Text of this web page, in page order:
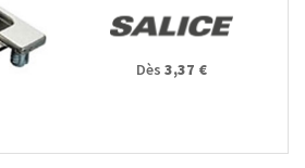
Dès 3,37 €